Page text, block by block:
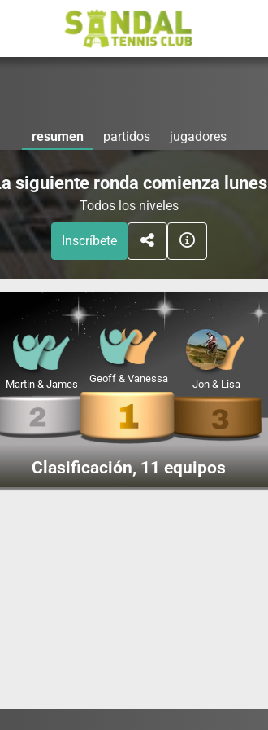
resumen partidos jugadores
siguiente ronda comienza lunes
Todos los niveles
Inscríbete
Clasificación, 11 equipos
Geoff & Vanessa
Martin & James Jon & Lisa